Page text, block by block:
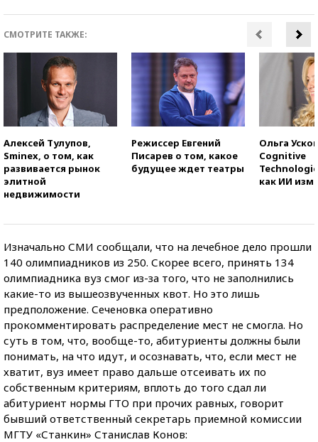
СМОТРИТЕ ТАКЖЕ:
Алексей Тулупов,
Sminex, о том, как
развивается рынок
элитной
недвижимости
Режиссер Евгений
Писарев о том, какое
будущее ждет театры
Ольга
Cognitive
как ИИ
Изначально СМИ сообщали, что на лечебное дело прошли
140 олимпиадников из 250. Скорее всего, принять 134
олимпиадника вуз смог из-за того, что не заполнились
какие-то из вышеозвученных квот. Но это лишь
предположение. Сеченовка оперативно
прокомментировать распределение мест не смогла. Но
суть в том, что, вообще-то, абитуриенты должны были
понимать, на что идут, и осознавать, что, если мест не
хватит, вуз имеет право дальше отсеивать их по
собственным критериям, вплоть до того сдал ли
абитуриент нормы ГТО при прочих равных, говорит
бывший ответственный секретарь приемной комиссии
МГТУ «Станкин» Станислав Конов: